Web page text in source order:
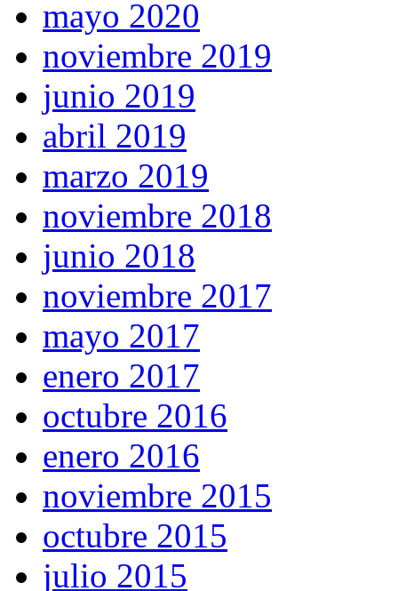
mayo 2020
noviembre 2019
junio 2019
abril 2019
marzo 2019
noviembre 2018
junio 2018
noviembre 2017
mayo 2017
enero 2017
octubre 2016
enero 2016
noviembre 2015
octubre 2015
julio 2015